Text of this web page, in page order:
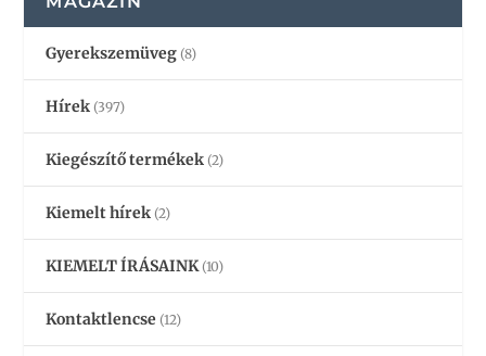
Gyerekszemüveg (8)
Hírek (397)
Kiegészítő termékek (2)
Kiemelt hírek (2)
KIEMELT ÍRÁSAINK(10)
Kontaktlencse (12)